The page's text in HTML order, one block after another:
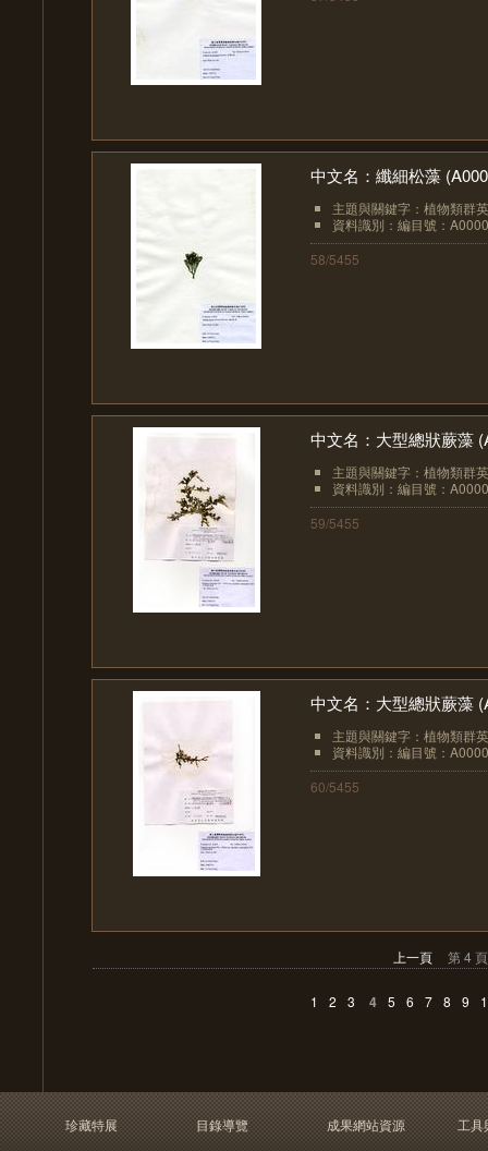
中文名：纖細松藻
主題與關鍵字：植物類群
資料識別：編目號：
58/5455
中文名：大型總狀蕨藻
主題與關鍵字：植物類群
資料識別：編目號：
59/5455
中文名：大型總狀蕨藻
主題與關鍵字：植物類群
資料識別：編目號：
60/5455
上一頁 第 4 頁
1 2 3 4 5 6 7 8 9
珍藏特展
目錄導覽
成果網站資源
工具